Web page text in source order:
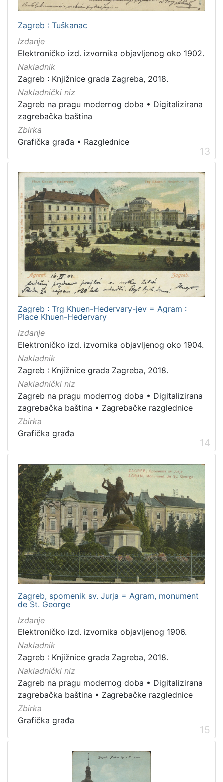
Zagreb : Tuškanac
Izdanje
Elektroničko izd. izvornika objavljenog oko 1902.
Nakladnik
Zagreb : Knjižnice grada Zagreba, 2018.
Nakladnički niz
Zagreb na pragu modernog doba • Digitalizirana
zagrebačka baština
Zbirka
Grafička građa • Razglednice
13
Zagreb : Trg Khuen-Hedervary-jev = Agram :
Place Khuen-Hedervary
Izdanje
Elektroničko izd. izvornika objavljenog oko 1904.
Nakladnik
Zagreb : Knjižnice grada Zagreba, 2018.
Nakladnički niz
Zagreb na pragu modernog doba • Digitalizirana
zagrebačka baština • Zagrebačke razglednice
Zbirka
Grafička građa
14
Zagreb, spomenik sv. Jurja = Agram, monument
de St. George
Izdanje
Elektroničko izd. izvornika objavljenog 1906.
Nakladnik
Zagreb : Knjižnice grada Zagreba, 2018.
Nakladnički niz
Zagreb na pragu modernog doba • Digitalizirana
zagrebačka baština • Zagrebačke razglednice
Zbirka
Grafička građa
15